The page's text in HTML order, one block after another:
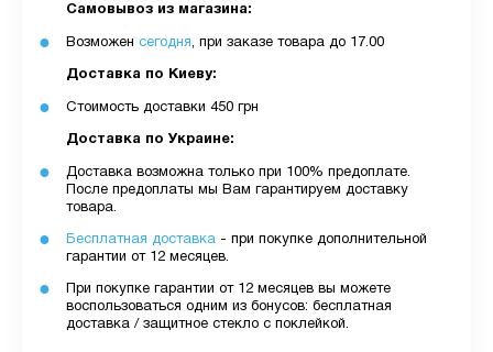
Самовывоз из магазина:
Возможен сегодня, при заказе товара до 17.00
Доставка по Киеву:
Стоимость доставки 450 грн
Доставка по Украине:
Доставка возможна только при 100% предоплате.
После предоплаты мы Вам гарантируем доставку
товара.
Бесплатная доставка - при покупке дополнительной
гарантии от 12 месяцев.
При покупке гарантии от 12 месяцев вы можете
воспользоваться одним из бонусов: бесплатная
доставка / защитное стекло с поклейкой.